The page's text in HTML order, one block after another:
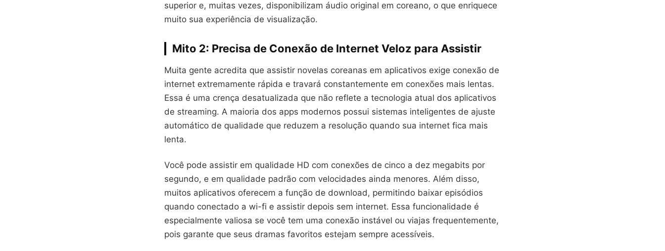
superior e, muitas vezes, disponibilizam áudio original em coreano, o que enriquece
muito sua experiência de visualização.
Mito 2: Precisa de Conexão de Internet Veloz para Assistir
Muita gente acredita que assistir novelas coreanas em aplicativos exige conexão de
internet extremamente rápida e travará constantemente em conexões mais lentas.
Essa é uma crença desatualizada que não reflete a tecnologia atual dos aplicativos
de streaming. A maioria dos apps modernos possui sistemas inteligentes de ajuste
automático de qualidade que reduzem a resolução quando sua internet fica mais
lenta.
Você pode assistir em qualidade HD com conexões de cinco a dez megabits por
segundo, e em qualidade padrão com velocidades ainda menores. Além disso,
muitos aplicativos oferecem a função de download, permitindo baixar episódios
quando conectado a wi-fi e assistir depois sem internet. Essa funcionalidade é
especialmente valiosa se você tem uma conexão instável ou viajas frequentemente,
pois garante que seus dramas favoritos estejam sempre acessíveis.